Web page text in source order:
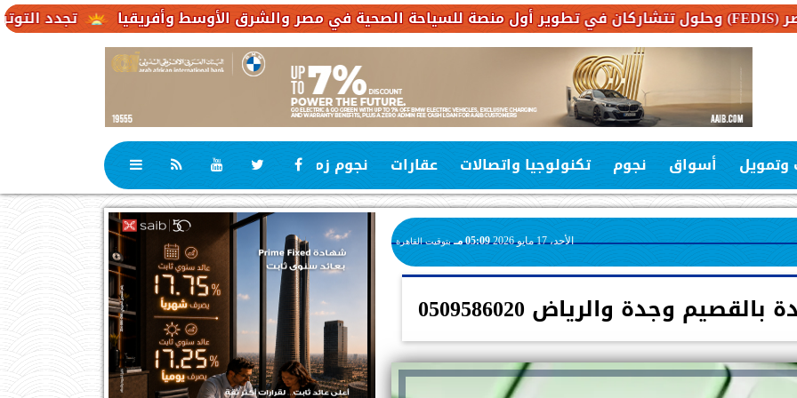
تجدد التوترات يخفض صادرات النفط
وتمويل أسواق نجوم تكنولوجيا واتصالات عقارات نجوم زمان رياضة
الأحد، 17 مايو 2026 05:09 مـ بتوقيت القاهرة
وجدة والرياض 0509586020